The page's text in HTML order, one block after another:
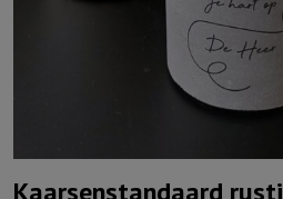
Kaarsenstandaard